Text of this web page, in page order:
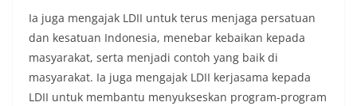
Ia juga mengajak LDII untuk terus menjaga persatuan
dan kesatuan Indonesia, menebar kebaikan kepada
masyarakat, serta menjadi contoh yang baik di
masyarakat. Ia juga mengajak LDII kerjasama kepada
LDII untuk membantu menyukseskan program-program